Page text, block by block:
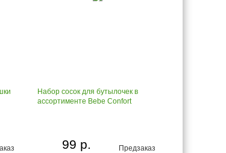
Набор сосок для бутылочек в
ассортименте Bebe Confort
Предзаказ
99 р.